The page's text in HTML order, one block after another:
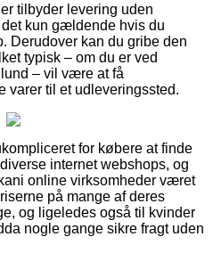
tilbyder levering uden
kun gældende hvis du
Derudover kan du gribe den
typisk – om du er ved
– vil være at få
varer til et udleveringssted.
for købere at finde
internet webshops, og
online virksomheder været
på mange af deres
og ligeledes også til kvinder
nogle gange sikre fragt uden